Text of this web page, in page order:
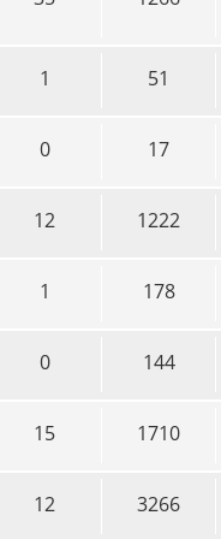
1 51
0 17
12 1222
1 178
0 144
15 1710
12 3266